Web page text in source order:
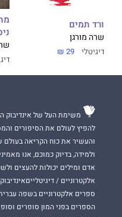
ורד תמים
שרה מורגן
דיגיטלי 29 ₪
משימת העל של אינדיבוק
להפיץ לעולם את הסיפורים
והעשיר את כוח הקריאה בעולם
ולמידה, בדיוק כמוכם, אנו
אדם ומילים יכולות להעצים
אלקטרוניים /
ספרים אלקטרוניים בשפה
הספרים בפני המון סופרים